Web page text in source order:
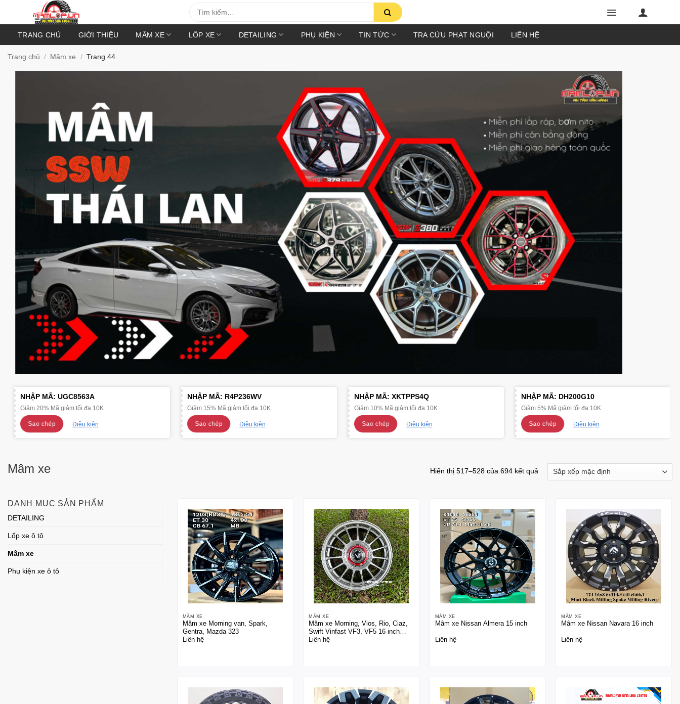
kiếm:
TRANG CHỦ GIỚI THIỆU MÂM XE LỐP XE DETAILING PHỤ KIỆN TIN TỨC TRA CỨU PHẠT NGUỘI LIÊN HỆ
Trang chủ / Mâm xe / Trang 44
NHẬP MÃ: UGC8563A
Giảm 20% Mã giảm tối đa 10K
Sao chép Điều kiện
NHẬP MÃ: R4P236WV
Giảm 15% Mã giảm tối đa 10K
Sao chép Điều kiện
NHẬP MÃ: XKTPPS4Q
Giảm 10% Mã giảm tối đa 10K
Sao chép Điều kiện
NHẬP MÃ: DH200G10
Giảm 5% Mã giảm tối đa 10K
Sao chép Điều kiện
Mâm xe Hiển thị 517–528 của 694 kết quả
DANH MỤC SẢN PHẨM
DETAILING
Lốp xe ô tô
Mâm xe
Phụ kiện xe ô tô
MÂM XE
Mâm xe Morning van, Spark,
Gentra, Mazda 323
Liên hệ
MÂM XE
Mâm xe Morning, Vios, Rio, Ciaz,
Swift Vinfast VF3, VF5 16 inch
màu xám bạc HB
Liên hệ
MÂM XE
Mâm xe Nissan Almera 15 inch
Liên hệ
MÂM XE
Mâm xe Nissan Navara 16 inch
Liên hệ